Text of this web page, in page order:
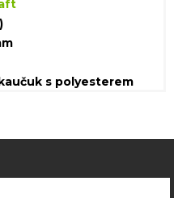
s polyesterem